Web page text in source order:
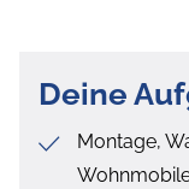
Deine
Montage,